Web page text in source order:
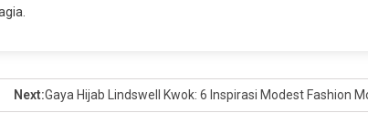
Next:Gaya Hijab Lindswell Kwok: 6 Inspirasi Modest Fashion